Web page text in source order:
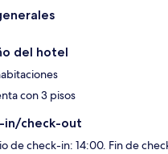
del hotel
con 3 pisos
in/check-out
de check-in: 14:00. Fin de